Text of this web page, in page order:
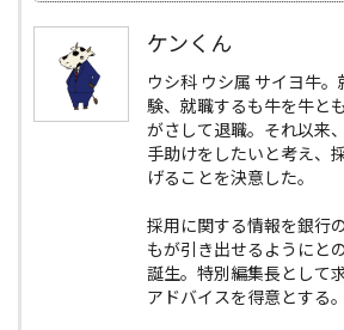
ケンくん
ウシ科 ウシ属 サイヨ牛
験、就職するも牛を牛と
がさして退職。それ以来
手助けをしたいと考え、
げることを決意した。
採用に関する情報を銀行
もが引き出せるようにと
誕生。特別編集長として
アドバイスを得意とする。